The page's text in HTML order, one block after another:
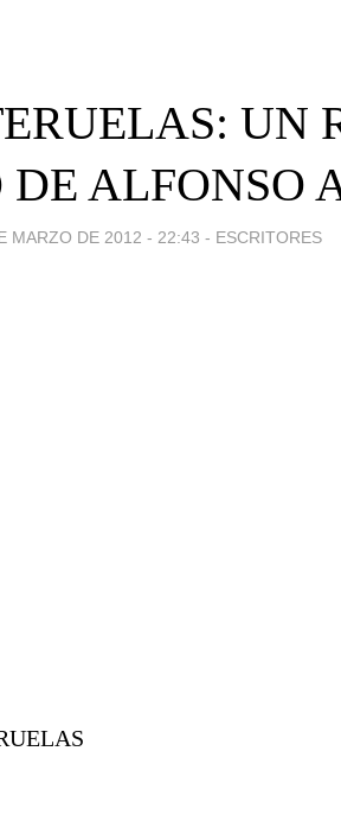
UN
ALFONSO
MARZO DE 2012 - 22:43 - ESCRITORES